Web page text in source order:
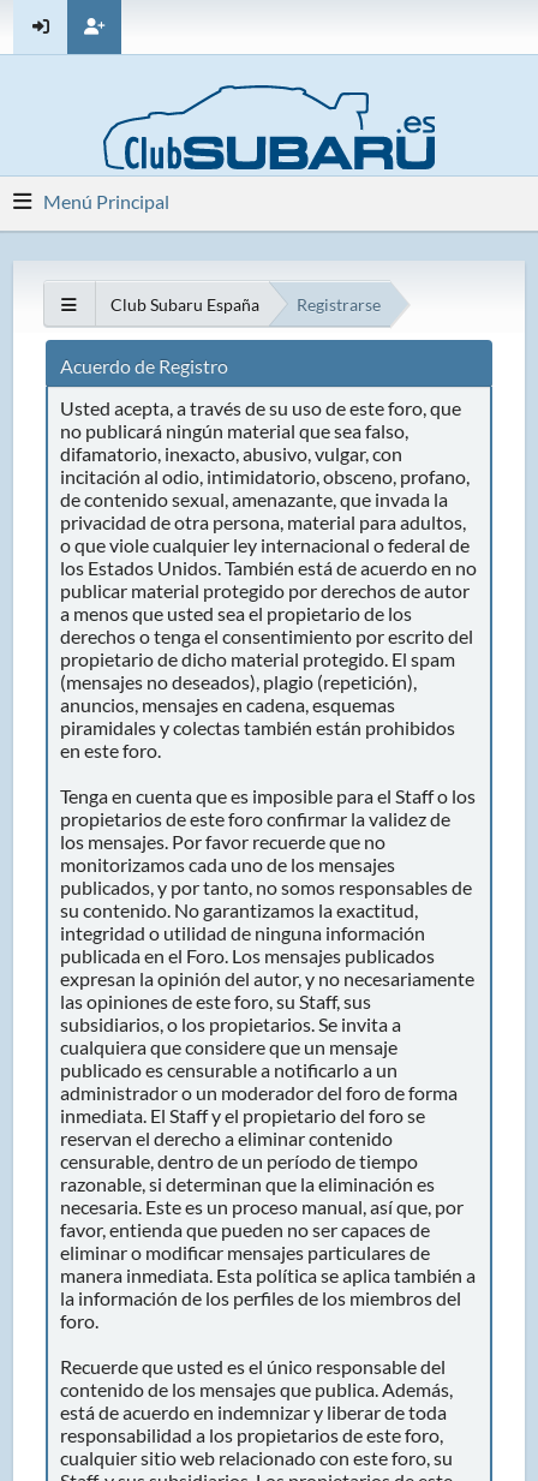
Menú Principal
Club Subaru España Registrarse
Acuerdo de Registro
Usted acepta, a través de su uso de este foro, que
no publicará ningún material que sea falso,
difamatorio, inexacto, abusivo, vulgar, con
incitación al odio, intimidatorio, obsceno, profano,
de contenido sexual, amenazante, que invada la
privacidad de otra persona, material para adultos,
o que viole cualquier ley internacional o federal de
los Estados Unidos. También está de acuerdo en no
publicar material protegido por derechos de autor
a menos que usted sea el propietario de los
derechos o tenga el consentimiento por escrito del
propietario de dicho material protegido. El spam
(mensajes no deseados), plagio (repetición),
anuncios, mensajes en cadena, esquemas
piramidales y colectas también están prohibidos
en este foro.
Tenga en cuenta que es imposible para el Staff o los
propietarios de este foro confirmar la validez de
los mensajes. Por favor recuerde que no
monitorizamos cada uno de los mensajes
publicados, y por tanto, no somos responsables de
su contenido. No garantizamos la exactitud,
integridad o utilidad de ninguna información
publicada en el Foro. Los mensajes publicados
expresan la opinión del autor, y no necesariamente
las opiniones de este foro, su Staff, sus
subsidiarios, o los propietarios. Se invita a
cualquiera que considere que un mensaje
publicado es censurable a notificarlo a un
administrador o un moderador del foro de forma
inmediata. El Staff y el propietario del foro se
reservan el derecho a eliminar contenido
censurable, dentro de un período de tiempo
razonable, si determinan que la eliminación es
necesaria. Este es un proceso manual, así que, por
favor, entienda que pueden no ser capaces de
eliminar o modificar mensajes particulares de
manera inmediata. Esta política se aplica también a
la información de los perfiles de los miembros del
foro.
Recuerde que usted es el único responsable del
contenido de los mensajes que publica. Además,
está de acuerdo en indemnizar y liberar de toda
responsabilidad a los propietarios de este foro,
cualquier sitio web relacionado con este foro, su